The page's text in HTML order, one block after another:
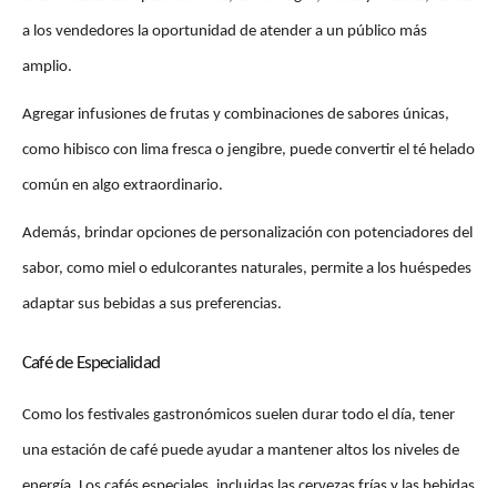
a los vendedores la oportunidad de atender a un público más
amplio.
Agregar infusiones de frutas y combinaciones de sabores únicas,
como hibisco con lima fresca o jengibre, puede convertir el té helado
común en algo extraordinario.
Además, brindar opciones de personalización con potenciadores del
sabor, como miel o edulcorantes naturales, permite a los huéspedes
adaptar sus bebidas a sus preferencias.
Café de Especialidad
Como los festivales gastronómicos suelen durar todo el día, tener
una estación de café puede ayudar a mantener altos los niveles de